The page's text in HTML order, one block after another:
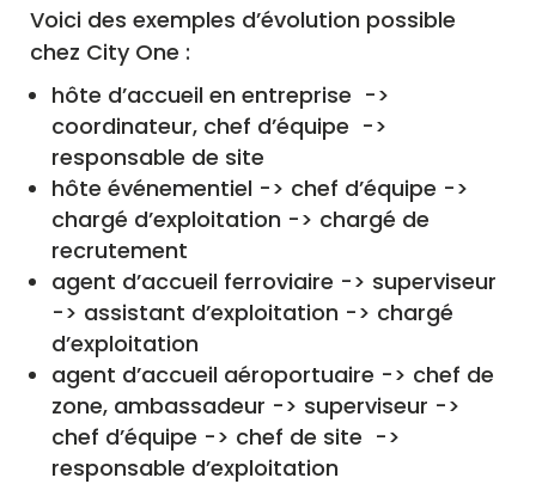
Voici des exemples d’évolution possible
chez City One :
hôte d’accueil en entreprise ->
coordinateur, chef d’équipe ->
responsable de site
hôte événementiel -> chef d’équipe ->
chargé d’exploitation -> chargé de
recrutement
agent d’accueil ferroviaire -> superviseur
-> assistant d’exploitation -> chargé
d’exploitation
agent d’accueil aéroportuaire -> chef de
zone, ambassadeur -> superviseur ->
chef d’équipe -> chef de site ->
responsable d’exploitation